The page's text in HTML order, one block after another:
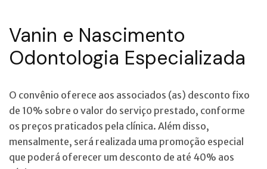
Vanin e Nascimento
Odontologia Especializada
O convênio oferece aos associados (as) desconto fixo
de 10% sobre o valor do serviço prestado, conforme
os preços praticados pela clínica. Além disso,
mensalmente, será realizada uma promoção especial
que poderá oferecer um desconto de até 40% aos